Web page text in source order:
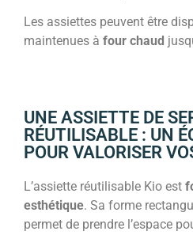
Les assiettes peuvent être
maintenues à four chaud
UNE ASSIETTE DE
RÉUTILISABLE : UN
POUR VALORISER
L’assiette réutilisable Kio est
esthétique. Sa forme
permet de prendre l’espace